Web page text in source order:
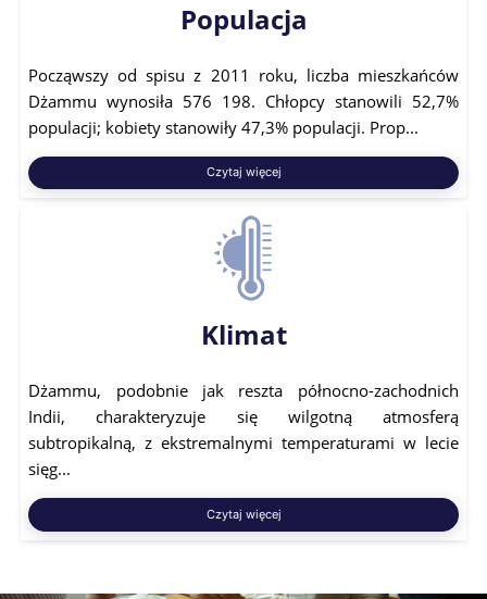
Populacja
Począwszy od spisu z 2011 roku, liczba mieszkańców
Dżammu wynosiła 576 198. Chłopcy stanowili 52,7%
populacji; kobiety stanowiły 47,3% populacji. Prop...
Czytaj więcej
Klimat
Dżammu, podobnie jak reszta północno-zachodnich
Indii, charakteryzuje się wilgotną atmosferą
subtropikalną, z ekstremalnymi temperaturami w lecie
sięg...
Czytaj więcej